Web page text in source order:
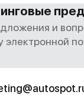
и
электронной